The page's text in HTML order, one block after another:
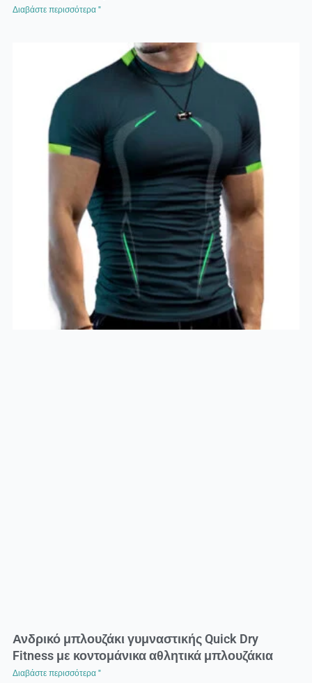
Διαβάστε περισσότερα "
Ανδρικό μπλουζάκι γυμναστικής Quick Dry
Fitness με κοντομάνικα αθλητικά μπλουζάκια
Διαβάστε περισσότερα "